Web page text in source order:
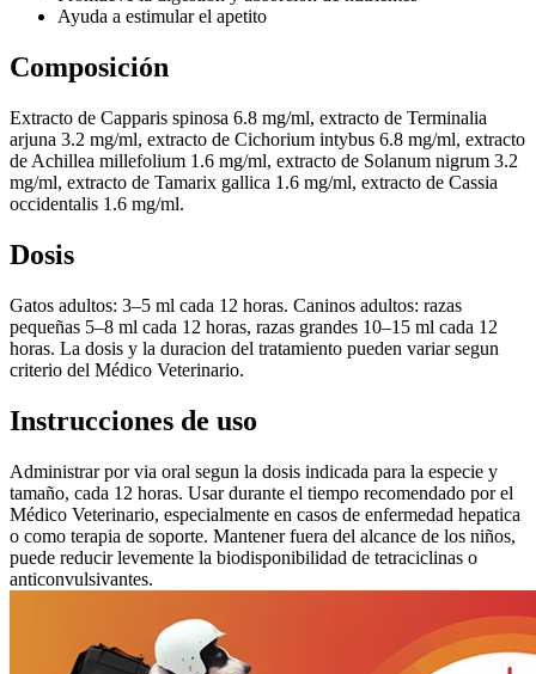
Ayuda a estimular el apetito
Composición
Extracto de Capparis spinosa 6.8 mg/ml, extracto de Terminalia
arjuna 3.2 mg/ml, extracto de Cichorium intybus 6.8 mg/ml, extracto
de Achillea millefolium 1.6 mg/ml, extracto de Solanum nigrum 3.2
mg/ml, extracto de Tamarix gallica 1.6 mg/ml, extracto de Cassia
occidentalis 1.6 mg/ml.
Dosis
Gatos adultos: 3–5 ml cada 12 horas. Caninos adultos: razas
pequeñas 5–8 ml cada 12 horas, razas grandes 10–15 ml cada 12
horas. La dosis y la duracion del tratamiento pueden variar segun
criterio del Médico Veterinario.
Instrucciones de uso
Administrar por via oral segun la dosis indicada para la especie y
tamaño, cada 12 horas. Usar durante el tiempo recomendado por el
Médico Veterinario, especialmente en casos de enfermedad hepatica
o como terapia de soporte. Mantener fuera del alcance de los niños,
puede reducir levemente la biodisponibilidad de tetraciclinas o
anticonvulsivantes.